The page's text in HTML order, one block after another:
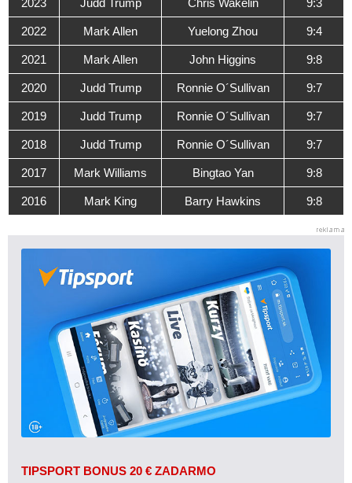
2023 Judd Trump Chris Wakelin 9:3
2022 Mark Allen Yuelong Zhou 9:4
2021 Mark Allen John Higgins 9:8
2020 Judd Trump Ronnie O´Sullivan 9:7
2019 Judd Trump Ronnie O´Sullivan 9:7
2018 Judd Trump Ronnie O´Sullivan 9:7
2017 Mark Williams Bingtao Yan 9:8
2016 Mark King Barry Hawkins 9:8
TIPSPORT BONUS 20 € ZADARMO